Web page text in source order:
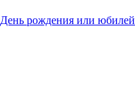
День рождения или юбилей